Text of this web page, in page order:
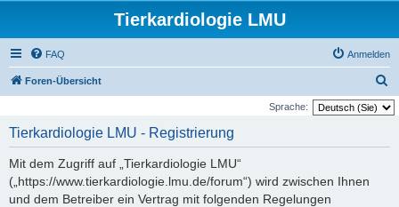
Tierkardiologie LMU
FAQ Anmelden
Foren-Übersicht
u
Sprache:
Tierkardiologie LMU - Registrierung
Mit dem Zugriff auf „Tierkardiologie LMU“
(„https://www.tierkardiologie.lmu.de/forum“) wird zwischen Ihnen
und dem Betreiber ein Vertrag mit folgenden Regelungen